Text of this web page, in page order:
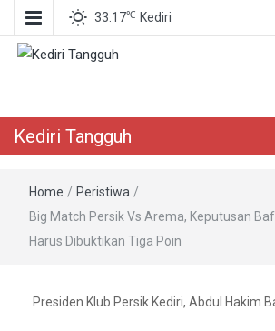
33.17℃ Kediri
Kediri Tangguh
Home / Peristiwa /
Big Match Persik Vs Arema, Keputusan
Harus Dibuktikan Tiga Poin
Presiden Klub Persik Kediri, Abdul Hakim